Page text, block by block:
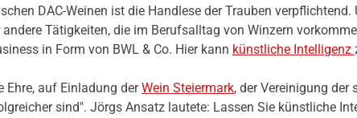
DAC-Weinen ist die Handlese der Trauben
Tätigkeiten, die im Berufsalltag von Winzern
in Form von BWL & Co. Hier kann künstliche Intelligenz
auf Einladung derWein Steiermark, der Vereinigung der
sind". Jörgs Ansatz lautete: Lassen Sie künstliche